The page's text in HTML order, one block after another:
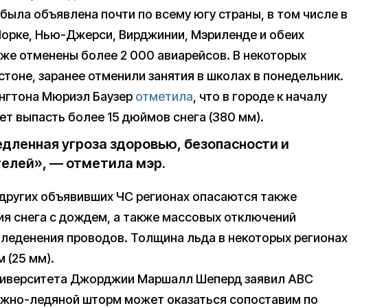
объявлена почти по всему югу страны, в том числе в
Нью-Джерси, Вирджинии, Мэриленде и обеих
отменены более 2 000 авиарейсов. В некоторых
заранее отменили занятия в школах в понедельник.
Мюриэл Баузер отметила, что в городе к началу
выпасть более 15 дюймов снега (380 мм).
угроза здоровью, безопасности и
— отметила мэр.
объявивших ЧС регионах опасаются также
снега с дождем, а также массовых отключений
проводов. Толщина льда в некоторых регионах
(25 мм).
Джорджии Маршалл Шеперд заявил ABC
ледяной шторм может оказаться сопоставим по